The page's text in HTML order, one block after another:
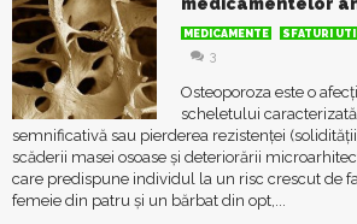
MEDICAMENTE SFATURI
3
Osteoporoza este o
scheletului
semnificativă sau pierderea rezistenței
scăderii masei osoase și deteriorării
care predispune individul la un risc crescut de
femeie din patru și un bărbat din opt,...